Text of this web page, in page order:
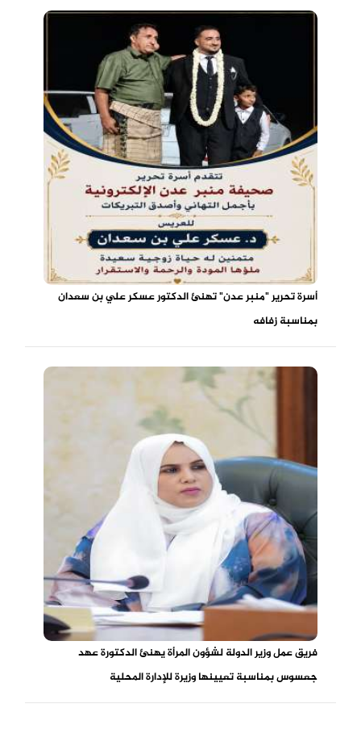
أسرة تحرير "منبر عدن" تهنئ الدكتور عسكر علي بن سعدان
بمناسبة زفافه
فريق عمل وزير الدولة لشؤون المرأة يهنئ الدكتورة عهد
جعسوس بمناسبة تعيينها وزيرة للإدارة المحلية